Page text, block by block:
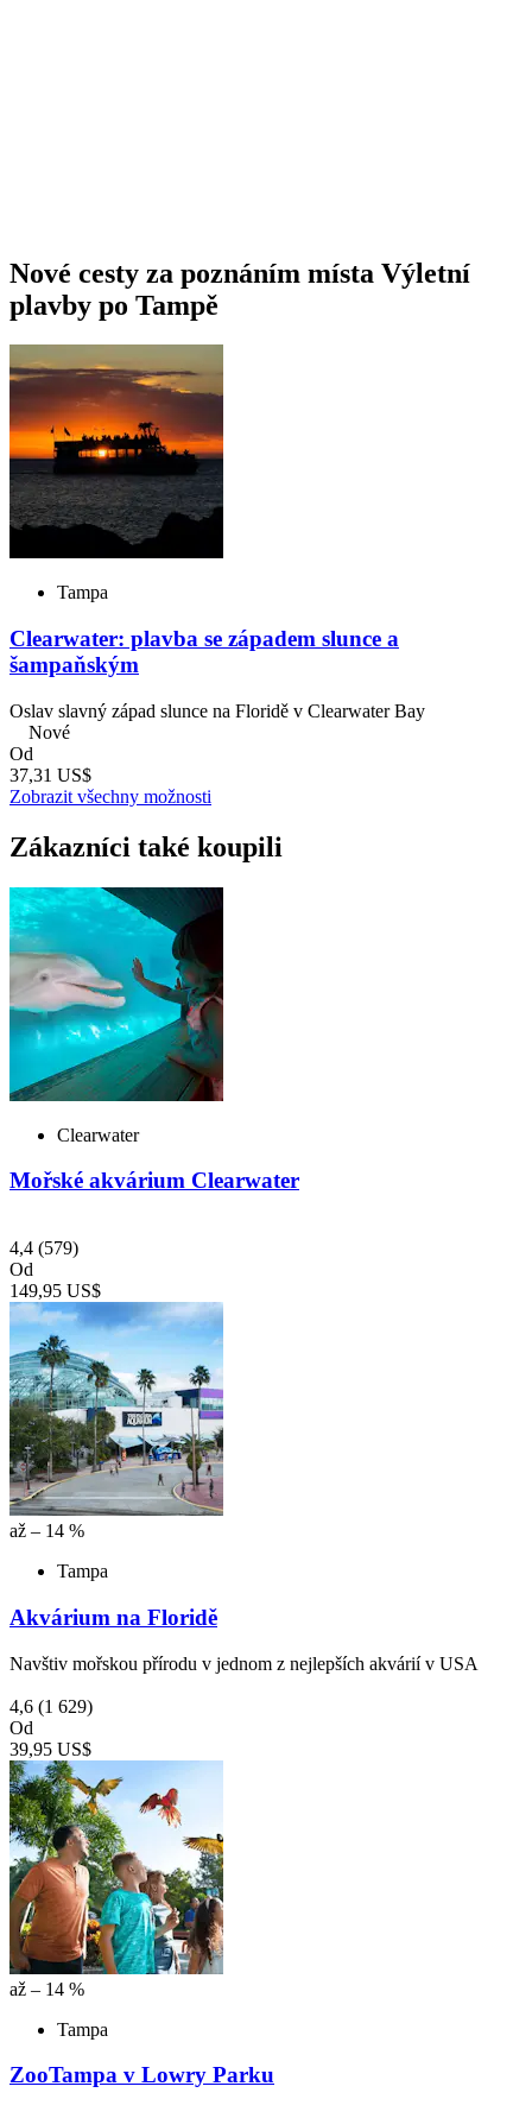
Nové cesty za poznáním místa Výletní
plavby po Tampě
Tampa
Clearwater: plavba se západem slunce a
šampaňským
Oslav slavný západ slunce na Floridě v Clearwater Bay
Nové
Od
37,31 US$
Zobrazit všechny možnosti
Zákazníci také koupili
Clearwater
Mořské akvárium Clearwater
4,4 (579)
Od
149,95 US$
až – 14 %
Tampa
Akvárium na Floridě
Navštiv mořskou přírodu v jednom z nejlepších akvárií v USA
4,6 (1 629)
Od
39,95 US$
až – 14 %
Tampa
ZooTampa v Lowry Parku